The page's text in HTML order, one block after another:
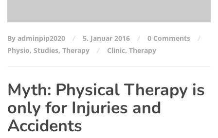
By adminpip2020 5. Januar 2016
0 Comments
Physio, Studies, Therapy Clinic, Therapy
Myth: Physical Therapy is
only for Injuries and
Accidents